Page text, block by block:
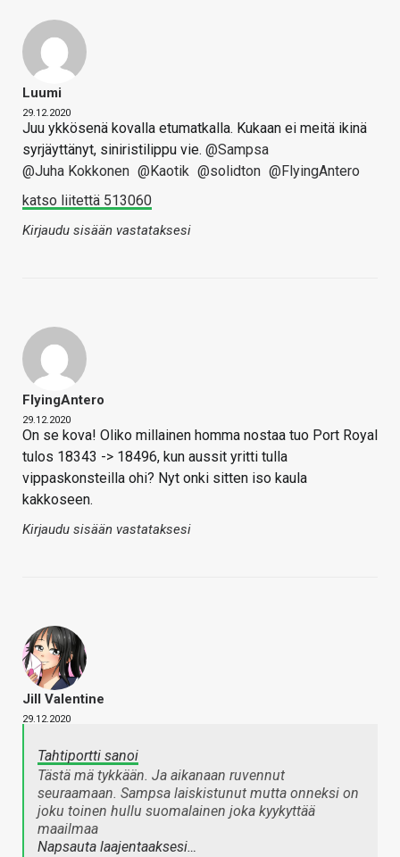
Luumi
29.12.2020
Juu ykkösenä kovalla etumatkalla. Kukaan ei meitä ikinä
syrjäyttänyt, siniristilippu vie. @Sampsa
@Juha Kokkonen @Kaotik @solidton @FlyingAntero
katso liitettä 513060
Kirjaudu sisään vastataksesi
FlyingAntero
29.12.2020
On se kova! Oliko millainen homma nostaa tuo Port Royal
tulos 18343 -> 18496, kun aussit yritti tulla
vippaskonsteilla ohi? Nyt onki sitten iso kaula
kakkoseen.
Kirjaudu sisään vastataksesi
Jill Valentine
29.12.2020
Tahtiportti sanoi
Tästä mä tykkään. Ja aikanaan ruvennut
seuraamaan. Sampsa laiskistunut mutta onneksi on
joku toinen hullu suomalainen joka kyykyttää
maailmaa
Napsauta laajentaaksesi…